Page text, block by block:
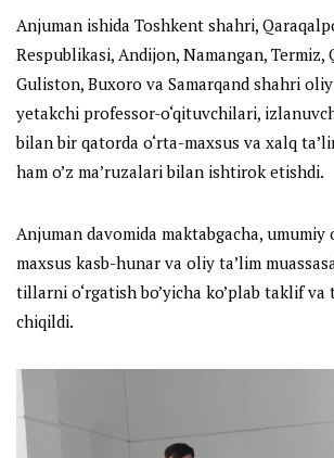
Anjuman ishida Toshkent shahri,
Respublikasi, Andijon, Namangan, Termiz,
Guliston, Buxoro va Samarqand shahri
yetakchi professor-o‘qituvchilari,
bilan bir qatorda o‘rta-maxsus va xalq
ham o’z ma’ruzalari bilan ishtirok etishdi.
Anjuman davomida maktabgacha, umumiy
maxsus kasb-hunar va oliy ta’lim
tillarni o‘rgatish bo’yicha ko’plab taklif
chiqildi.